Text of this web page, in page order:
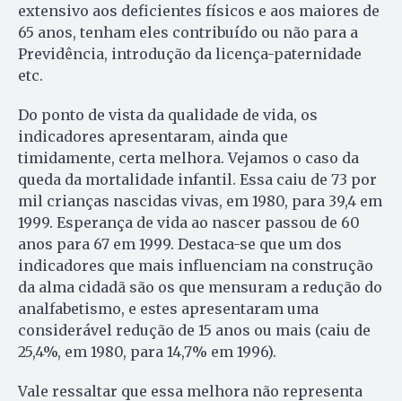
extensivo aos deficientes físicos e aos maiores de
65 anos, tenham eles contribuído ou não para a
Previdência, introdução da licença-paternidade
etc.
Do ponto de vista da qualidade de vida, os
indicadores apresentaram, ainda que
timidamente, certa melhora. Vejamos o caso da
queda da mortalidade infantil. Essa caiu de 73 por
mil crianças nascidas vivas, em 1980, para 39,4 em
1999. Esperança de vida ao nascer passou de 60
anos para 67 em 1999. Destaca-se que um dos
indicadores que mais influenciam na construção
da alma cidadã são os que mensuram a redução do
analfabetismo, e estes apresentaram uma
considerável redução de 15 anos ou mais (caiu de
25,4%, em 1980, para 14,7% em 1996).
Vale ressaltar que essa melhora não representa